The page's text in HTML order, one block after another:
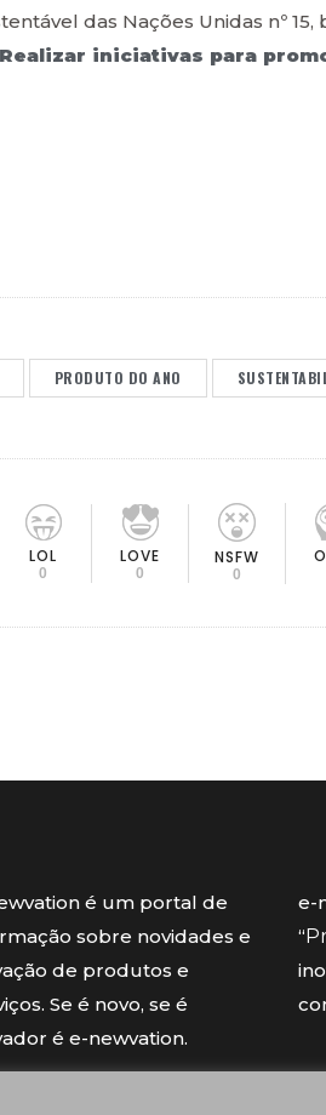
das Nações Unidas nº
iniciativas para
PRODUTO DO ANO
LOL
0
LOVE
0
NSFW
0
é um portal de
sobre novidades e
de produtos e
Se é novo, se é
é e-newvation.
e-
“